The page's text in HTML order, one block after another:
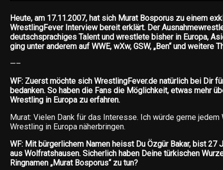
Heute, am 17.11.2007, hat sich Murat Bosporus zu einem
WrestlingFever Interview bereit erklärt. Der
deutschsprachiges Talent und wrestlete bisher in Europa,
ging unter anderem auf WWE, wXw, GSW, „Ben“ und weitere
—–
WF: Zuerst möchte sich WrestlingFever.de natürlich bei Dir
bedanken. So haben die Fans die Möglichkeit, etwas mehr
Wrestling in Europa zu erfahren.
Murat: Vielen Dank für das Interesse. Ich würde gerne
Wrestling in Europa näherbringen.
WF: Mit bürgerlichem Namen heisst Du Özgür Bakar, bist 27
aus Wolfratshausen. Sicherlich haben Deine türkischen
Ringnamen „Murat Bosporus“ zu tun?